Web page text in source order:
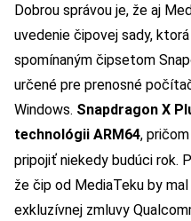
Dobrou správou je, že aj
uvedenie čipovej sady,
spomínaným čipsetom
určené pre prenosné
Windows. Snapdragon X
technológii ARM64,
pripojiť niekedy budúci rok.
že čip od MediaTeku by
exkluzívnej zmluvy